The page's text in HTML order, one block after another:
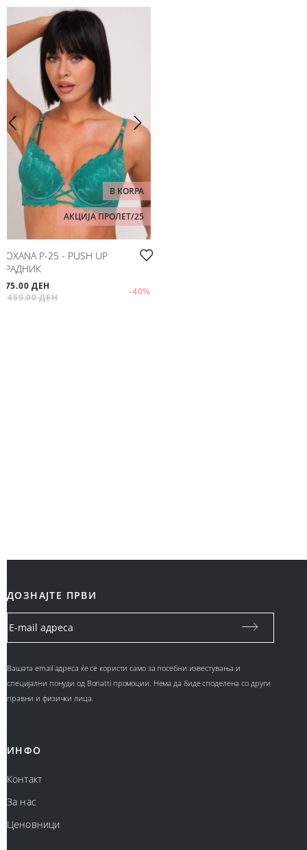
B KORPA
АКЦИЈА ПРОЛЕТ/25
ROXANA P-25 - PUSH UP
ГРАДНИК
875.00 ДЕН
1,459.00 ДЕН
-40%
ДОЗНАЈТЕ ПРВИ
Вашата email адреса ќе се користи само за посебни известувања и
специјални понуди од Bonatti промоции. Нема да биде споделена со други
правни и физички лица.
ИНФО
Контакт
За нас
Ценовници